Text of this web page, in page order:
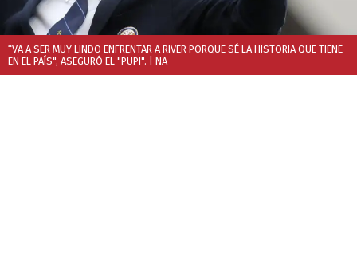
“VA A SER MUY LINDO ENFRENTAR A RIVER PORQUE SÉ LA HISTORIA QUE TIENE
EN EL PAÍS", ASEGURÓ EL "PUPI". | NA